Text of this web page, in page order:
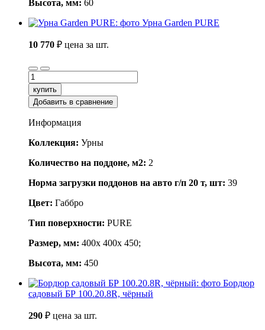
Высота, мм: 60
Урна Garden PURE
10 770 ₽ цена за шт.
купить
Добавить в сравнение
Информация
Коллекция: Урны
Количество на поддоне, м2: 2
Норма загрузки поддонов на авто г/п 20 т, шт: 39
Цвет: Габбро
Тип поверхности: PURE
Размер, мм: 400x 400x 450;
Высота, мм: 450
Бордюр
садовый БР 100.20.8R, чёрный
290 ₽ цена за шт.